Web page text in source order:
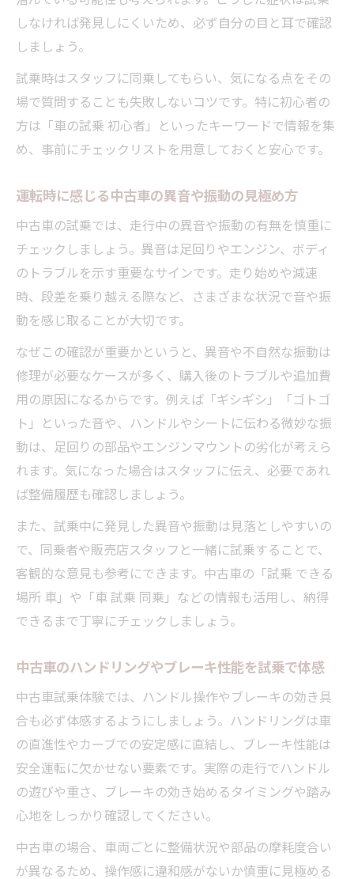
しなければ発見しにくいため、必ず自分の目と耳で確認
しましょう。
試乗時はスタッフに同乗してもらい、気になる点をその
場で質問することも失敗しないコツです。特に初心者の
方は「車の試乗 初心者」といったキーワードで情報を集
め、事前にチェックリストを用意しておくと安心です。
運転時に感じる中古車の異音や振動の見極め方
中古車の試乗では、走行中の異音や振動の有無を慎重に
チェックしましょう。異音は足回りやエンジン、ボディ
のトラブルを示す重要なサインです。走り始めや減速
時、段差を乗り越える際など、さまざまな状況で音や振
動を感じ取ることが大切です。
なぜこの確認が重要かというと、異音や不自然な振動は
修理が必要なケースが多く、購入後のトラブルや追加費
用の原因になるからです。例えば「ギシギシ」「ゴトゴ
ト」といった音や、ハンドルやシートに伝わる微妙な振
動は、足回りの部品やエンジンマウントの劣化が考えら
れます。気になった場合はスタッフに伝え、必要であれ
ば整備履歴も確認しましょう。
また、試乗中に発見した異音や振動は見落としやすいの
で、同乗者や販売店スタッフと一緒に試乗することで、
客観的な意見も参考にできます。中古車の「試乗 できる
場所 車」や「車 試乗 同乗」などの情報も活用し、納得
できるまで丁寧にチェックしましょう。
中古車のハンドリングやブレーキ性能を試乗で体感
中古車試乗体験では、ハンドル操作やブレーキの効き具
合も必ず体感するようにしましょう。ハンドリングは車
の直進性やカーブでの安定感に直結し、ブレーキ性能は
安全運転に欠かせない要素です。実際の走行でハンドル
の遊びや重さ、ブレーキの効き始めるタイミングや踏み
心地をしっかり確認してください。
中古車の場合、車両ごとに整備状況や部品の摩耗度合い
が異なるため、操作感に違和感がないか慎重に見極める